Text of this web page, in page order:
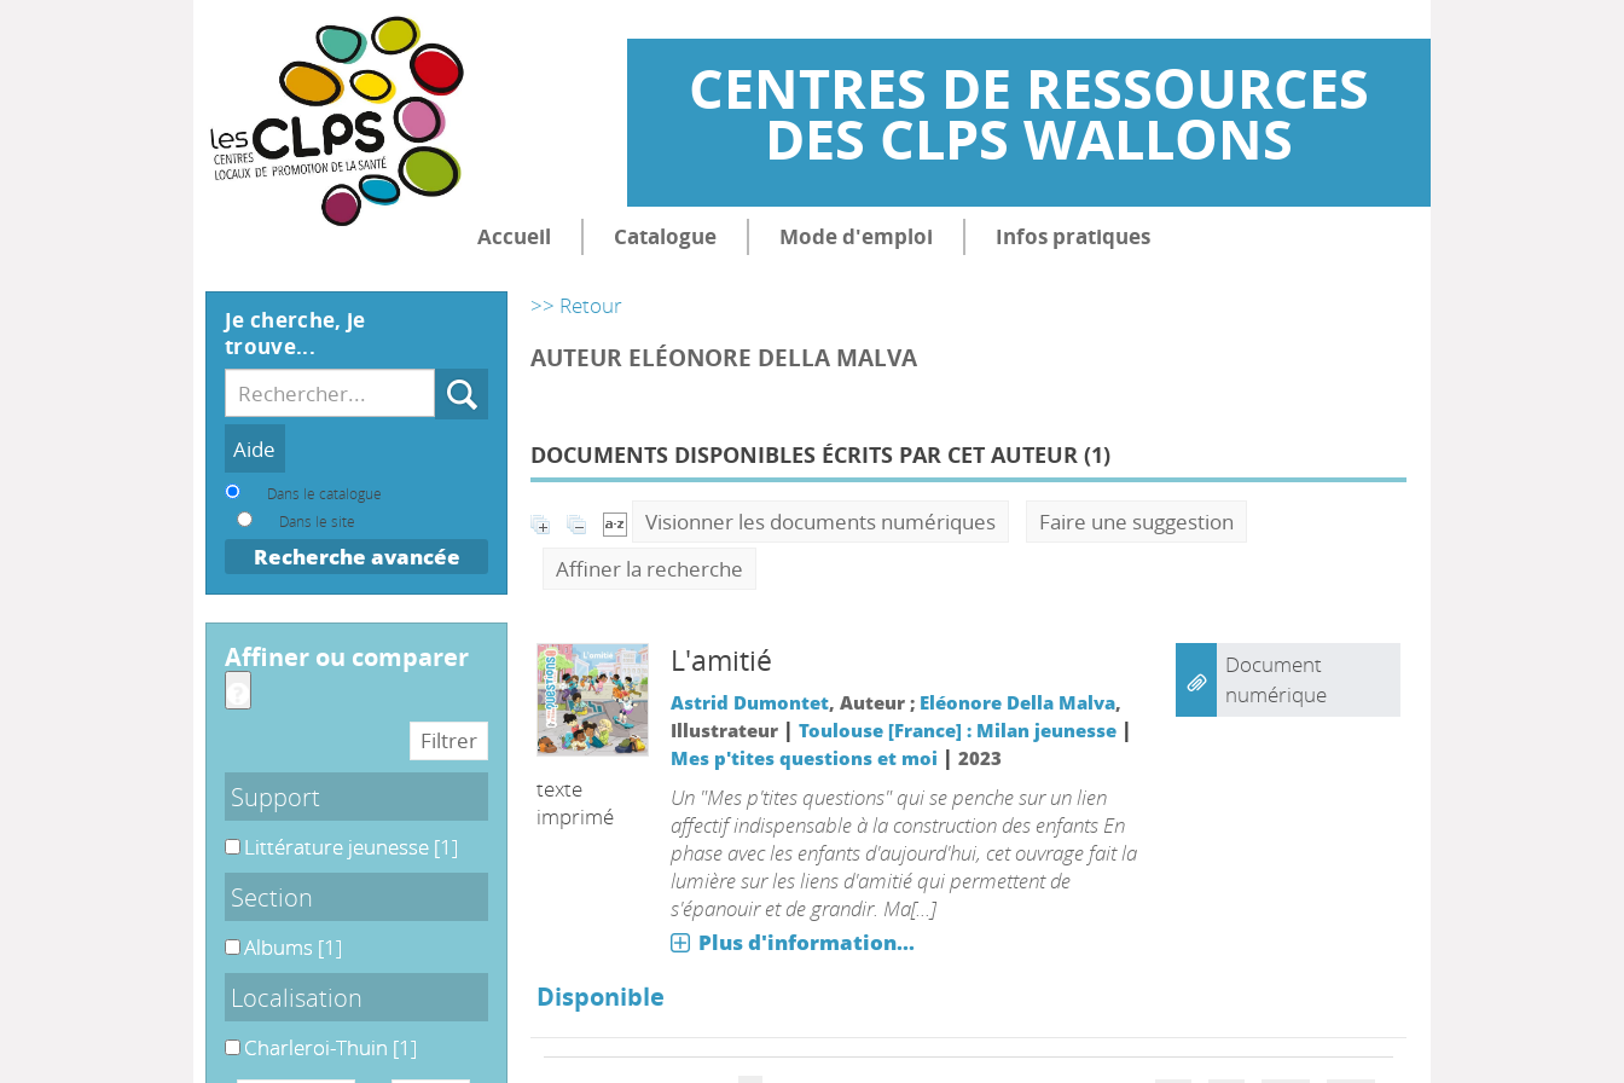
CENTRES DE RESSOURCES
DES CLPS WALLONS
Accueil Catalogue Mode d'emploi Infos pratiques
>> Retour
AUTEUR ELÉONORE DELLA MALVA
DOCUMENTS DISPONIBLES ÉCRITS PAR CET AUTEUR (1)
Visionner les documents numériques
Faire une suggestion
Affiner la recherche
texte
imprimé
L'amitié
Astrid Dumontet, Auteur ; Eléonore Della Malva,
Illustrateur | Toulouse [France] : Milan jeunesse|
Mes p'tites questions et moi | 2023
Un "Mes p'tites questions" qui se penche sur un lien
affectif indispensable à la construction des enfants En
phase avec les enfants d'aujourd'hui, cet ouvrage fait la
lumière sur les liens d'amitié qui permettent de
s'épanouir et de grandir. Ma[...]
Plus d'information...
Document
numérique
Disponible
Je cherche, je
trouve...
Recherche
Dans le catalogue
Dans le site
Recherche avancée
affiner ou comparer
Support
Littérature jeunesse
Littérature jeunesse [1]
Section
Albums
Albums [1]
Localisation
Charleroi-Thuin
Charleroi-Thuin [1]